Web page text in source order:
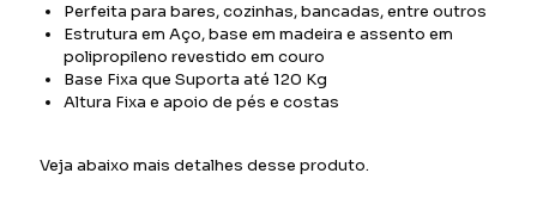
Perfeita para bares, cozinhas, bancadas, entre outros
Estrutura em Aço, base em madeira e assento em
polipropileno revestido em couro
Base Fixa que Suporta até 120 Kg
Altura Fixa e apoio de pés e costas
Veja abaixo mais detalhes desse produto.